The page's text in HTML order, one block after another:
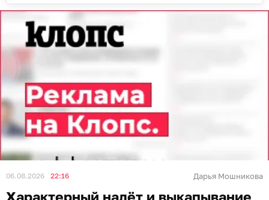
06.08.2026 22:16 Дарья Мошникова
Характерный налёт и выкапывание